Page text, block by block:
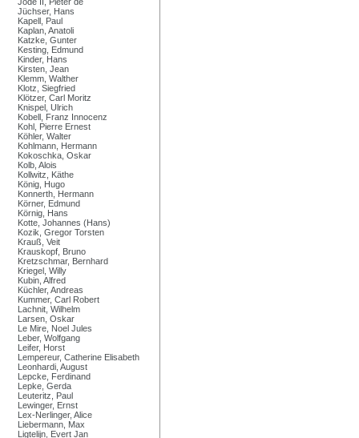
Jüchser, Hans
Kapell, Paul
Kaplan, Anatoli
Katzke, Gunter
Kesting, Edmund
Kinder, Hans
Kirsten, Jean
Klemm, Walther
Klotz, Siegfried
Klötzer, Carl Moritz
Knispel, Ulrich
Kobell, Franz Innocenz
Kohl, Pierre Ernest
Köhler, Walter
Kohlmann, Hermann
Kokoschka, Oskar
Kolb, Alois
Kollwitz, Käthe
König, Hugo
Konnerth, Hermann
Körner, Edmund
Körnig, Hans
Kotte, Johannes (Hans)
Kozik, Gregor Torsten
Krauß, Veit
Krauskopf, Bruno
Kretzschmar, Bernhard
Kriegel, Willy
Kubin, Alfred
Küchler, Andreas
Kummer, Carl Robert
Lachnit, Wilhelm
Larsen, Oskar
Le Mire, Noel Jules
Leber, Wolfgang
Leifer, Horst
Lempereur, Catherine Elisabeth
Leonhardi, August
Lepcke, Ferdinand
Lepke, Gerda
Leuteritz, Paul
Lewinger, Ernst
Lex-Nerlinger, Alice
Liebermann, Max
Ligtelijn, Evert Jan